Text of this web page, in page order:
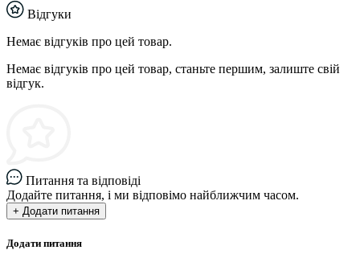
Відгуки
Немає відгуків про цей товар.
Немає відгуків про цей товар, станьте першим, залиште свій
відгук.
Питання та відповіді
Додайте питання, і ми відповімо найближчим часом.
+ Додати питання
Додати питання